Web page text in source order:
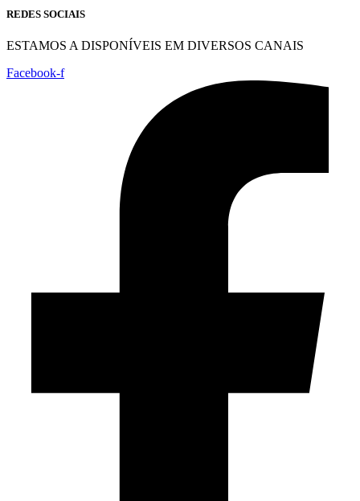
REDES SOCIAIS
ESTAMOS A DISPONÍVEIS EM DIVERSOS CANAIS
Facebook-f